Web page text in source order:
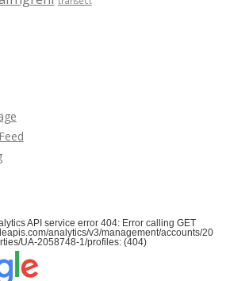
API service error 404: Error calling GET
analytics/v3/management/accounts/20
UA-2058748-1/profiles: (404)